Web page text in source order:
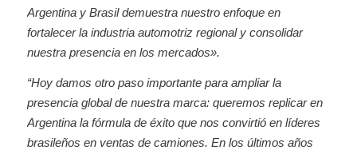
Argentina y Brasil demuestra nuestro enfoque en
fortalecer la industria automotriz regional y consolidar
nuestra presencia en los mercados».
“Hoy damos otro paso importante para ampliar la
presencia global de nuestra marca: queremos replicar en
Argentina la fórmula de éxito que nos convirtió en líderes
brasileños en ventas de camiones. En los últimos años